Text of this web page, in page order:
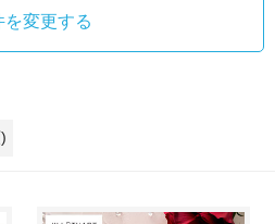
を変更する